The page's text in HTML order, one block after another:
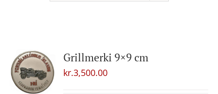
Grillmerki 9×9 cm
kr.3,500.00